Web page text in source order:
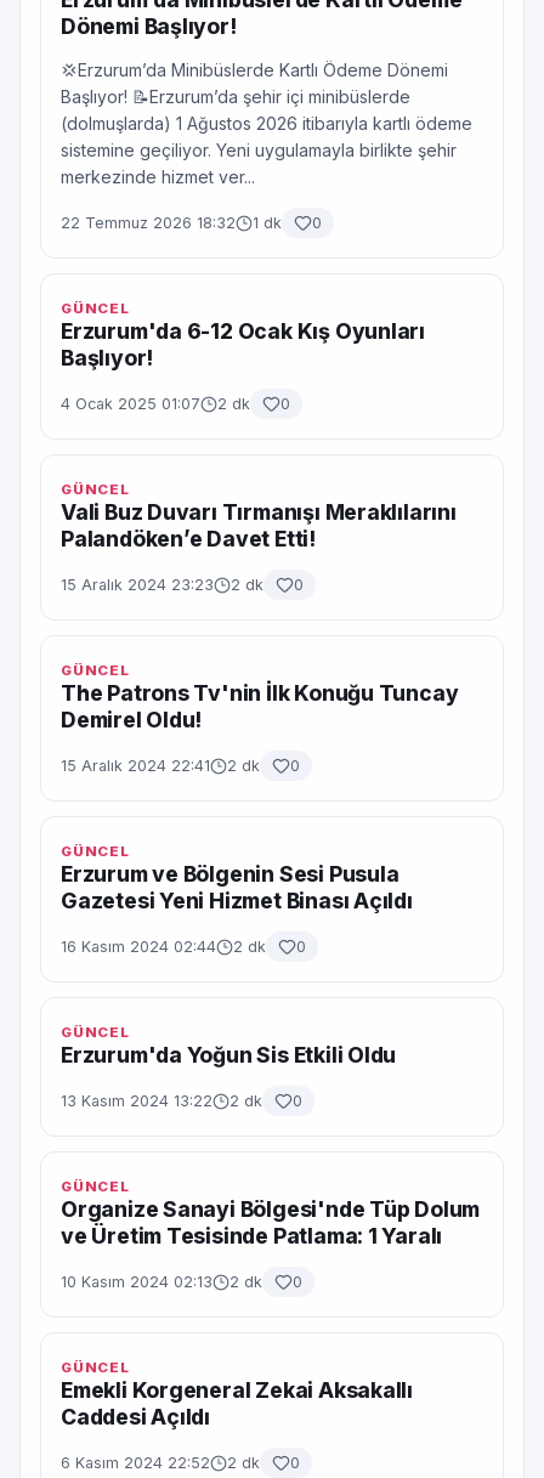
Dönemi Başlıyor!
💢Erzurum’da Minibüslerde Kartlı Ödeme Dönemi
Başlıyor! 📝Erzurum’da şehir içi minibüslerde
(dolmuşlarda) 1 Ağustos 2026 itibarıyla kartlı ödeme
sistemine geçiliyor. Yeni uygulamayla birlikte şehir
merkezinde hizmet ver...
22 Temmuz 2026 18:32 1 dk 0
GÜNCEL
Erzurum'da 6-12 Ocak Kış Oyunları
Başlıyor!
4 Ocak 2025 01:07 2 dk 0
GÜNCEL
Vali Buz Duvarı Tırmanışı Meraklılarını
Palandöken’e Davet Etti!
15 Aralık 2024 23:23 2 dk 0
GÜNCEL
The Patrons Tv'nin İlk Konuğu Tuncay
Demirel Oldu!
15 Aralık 2024 22:41 2 dk 0
GÜNCEL
Erzurum ve Bölgenin Sesi Pusula
Gazetesi Yeni Hizmet Binası Açıldı
16 Kasım 2024 02:44 2 dk 0
GÜNCEL
Erzurum'da Yoğun Sis Etkili Oldu
13 Kasım 2024 13:22 2 dk 0
GÜNCEL
Organize Sanayi Bölgesi'nde Tüp Dolum
ve Üretim Tesisinde Patlama: 1 Yaralı
10 Kasım 2024 02:13 2 dk 0
GÜNCEL
Emekli Korgeneral Zekai Aksakallı
Caddesi Açıldı
6 Kasım 2024 22:52 2 dk 0